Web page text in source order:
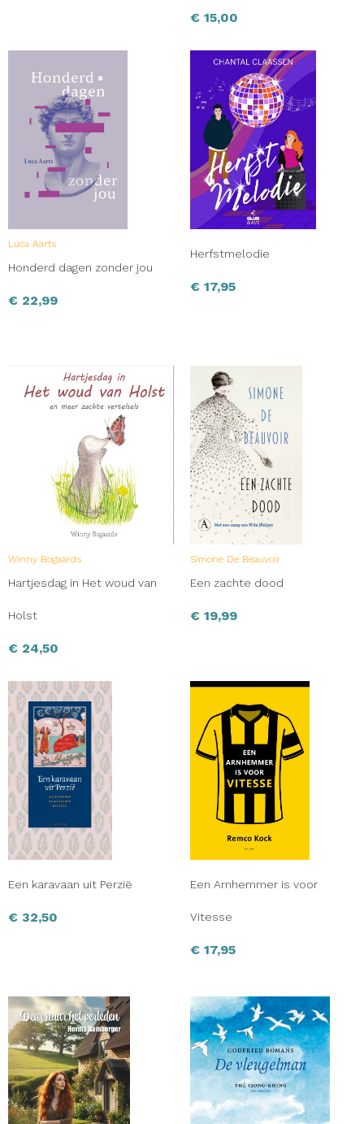
€ 15,00
Luca Aarts
Honderd dagen zonder jou
€ 22,99
Herfstmelodie
€ 17,95
Winny Bogaards
Hartjesdag in Het woud van
Holst
€ 24,50
Simone De Beauvoir
Een zachte dood
€ 19,99
Een karavaan uit Perzië
€ 32,50
Een Arnhemmer is voor
Vitesse
€ 17,95